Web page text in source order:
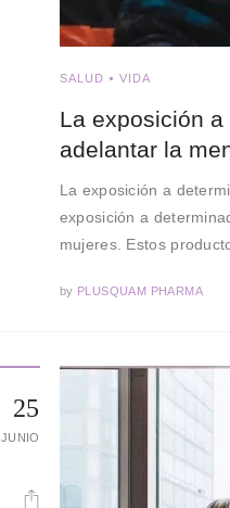
SALUD VIDA
La exposición
adelantar la
La exposición a
exposición a
mujeres. Estos
by PLUSQUAM PHARMA
25
JUNIO